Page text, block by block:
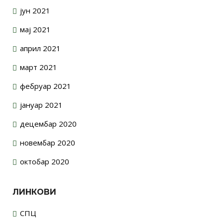
јун 2021
мај 2021
април 2021
март 2021
фебруар 2021
јануар 2021
децембар 2020
новембар 2020
октобар 2020
ЛИНКОВИ
СПЦ